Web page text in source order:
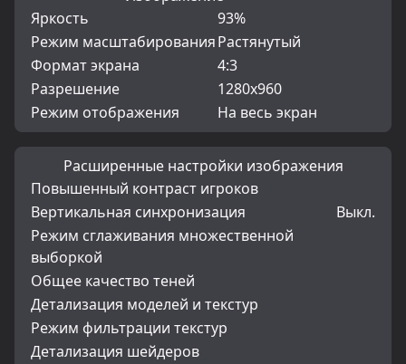
Яркость
93%
Режим масштабированияРастянутый
Формат экрана
4:3
Разрешение
1280x960
Режим отображения
На весь экран
Расширенные настройки изображения
Повышенный контраст игроков
Вертикальная синхронизация
Выкл.
Режим сглаживания множественной
выборкой
Общее качество теней
Детализация моделей и текстур
Режим фильтрации текстур
Детализация шейдеров